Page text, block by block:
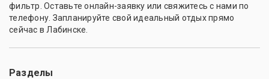
фильтр. Оставьте онлайн-заявку или свяжитесь с нами по
телефону. Запланируйте свой идеальный отдых прямо
сейчас в Лабинске.
Разделы